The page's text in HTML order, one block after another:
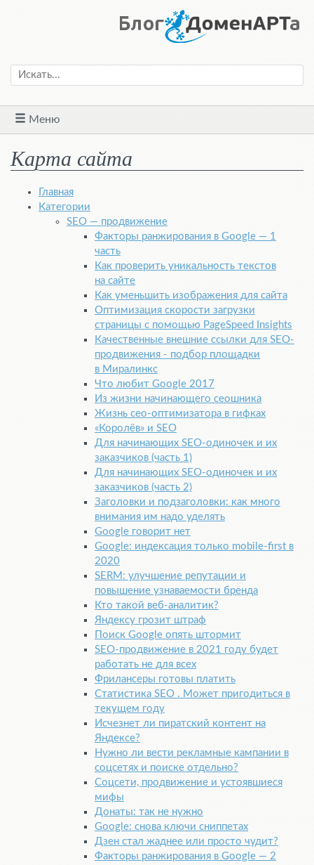
Меню
Карта сайта
Главная
Категории
SEO — продвижение
Факторы ранжирования в Google — 1
часть
Как проверить уникальность текстов
на сайте
Как уменьшить изображения для сайта
Оптимизация скорости загрузки
страницы с помощью PageSpeed Insights
Качественные внешние ссылки для SEO-
продвижения - подбор площадки
в Миралинкс
Что любит Google 2017
Из жизни начинающего сеошника
Жизнь сео-оптимизатора в гифках
«Королёв» и SEO
Для начинающих SEO-одиночек и их
заказчиков (часть 1)
Для начинающих SEO-одиночек и их
заказчиков (часть 2)
Заголовки и подзаголовки: как много
внимания им надо уделять
Google говорит нет
Google: индексация только mobile-first в
2020
SERM: улучшение репутации и
повышение узнаваемости бренда
Кто такой веб-аналитик?
Яндексу грозит штраф
Поиск Google опять штормит
SEO-продвижение в 2021 году будет
работать не для всех
Фрилансеры готовы платить
Статистика SEO . Может пригодиться в
текущем году
Исчезнет ли пиратский контент на
Яндексе?
Нужно ли вести рекламные кампании в
соцсетях и поиске отдельно?
Соцсети, продвижение и устоявшиеся
мифы
Донаты: так не нужно
Google: снова ключи сниппетах
Дзен стал жаднее или просто чудит?
Факторы ранжирования в Google — 2